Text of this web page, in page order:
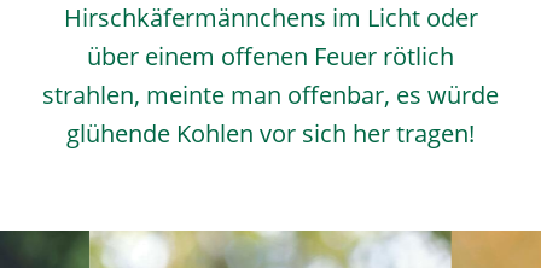
Hirschkäfermännchens im Licht oder
über einem offenen Feuer rötlich
strahlen, meinte man offenbar, es würde
glühende Kohlen vor sich her tragen!
Image Image